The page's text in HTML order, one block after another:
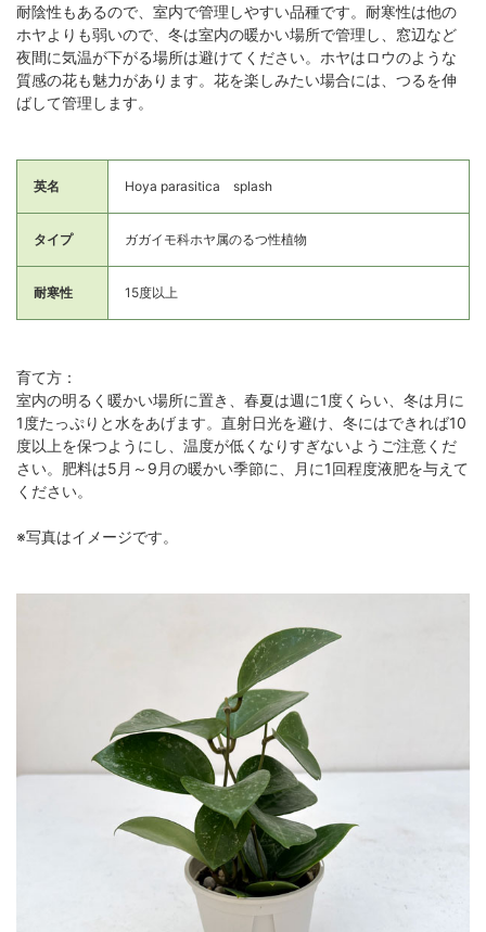
耐陰性もあるので、室内で管理しやすい品種です。耐寒性は他の
ホヤよりも弱いので、冬は室内の暖かい場所で管理し、窓辺など
夜間に気温が下がる場所は避けてください。ホヤはロウのような
質感の花も魅力があります。花を楽しみたい場合には、つるを伸
ばして管理します。
英名 Hoya parasitica splash
タイプ ガガイモ科ホヤ属のるつ性植物
耐寒性 15度以上
育て方：
室内の明るく暖かい場所に置き、春夏は週に1度くらい、冬は月に
1度たっぷりと水をあげます。直射日光を避け、冬にはできれば10
度以上を保つようにし、温度が低くなりすぎないようご注意くだ
さい。肥料は5月～9月の暖かい季節に、月に1回程度液肥を与えて
ください。
※写真はイメージです。